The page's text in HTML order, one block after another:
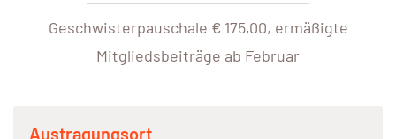
Geschwisterpauschale € 175,00, ermäßigte
Mitgliedsbeiträge ab Februar
Austragungsort